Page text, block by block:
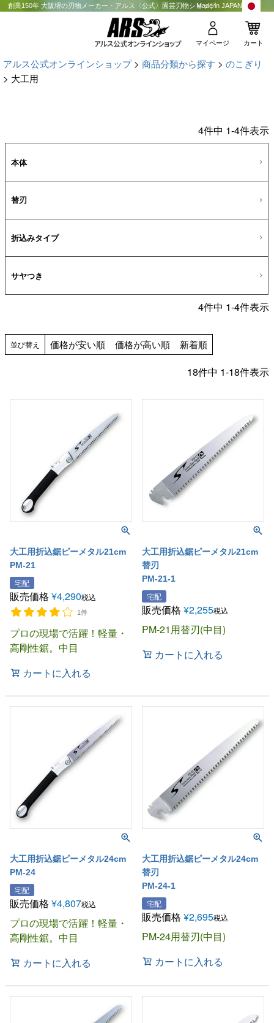
創業150年 大阪堺の刃物メーカー・アルス〈公式〉園芸刃物ショップMade in JAPAN
マイページ カート
アルス公式オンラインショップ 商品分類から探す
のこぎり
大工用
4件中 1-4件表示
本体
替刃
折込みタイプ
サヤつき
4件中 1-4件表示
並び替え 価格が安い順 価格が高い順 新着順
18件中 1-18件表示
大工用折込鋸ピーメタル21cm
PM-21
宅配
販売価格 ¥4,290税込
1件
プロの現場で活躍！軽量・
高剛性鋸。中目
カートに入れる
大工用折込鋸ピーメタル21cm
替刃
PM-21-1
宅配
販売価格 ¥2,255税込
PM-21用替刃(中目)
カートに入れる
大工用折込鋸ピーメタル24cm
PM-24
宅配
販売価格 ¥4,807税込
プロの現場で活躍！軽量・
高剛性鋸。中目
カートに入れる
大工用折込鋸ピーメタル24cm
替刃
PM-24-1
宅配
販売価格 ¥2,695税込
PM-24用替刃(中目)
カートに入れる